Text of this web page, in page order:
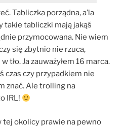
Tabliczka porządna, a’la
takie tabliczki mają jakąś
przymocowana. Nie wiem
się zbytnio nie rzuca,
tło. Ja zauważyłem 16 marca.
czas czy przypadkiem nie
znać. Ale trolling na
IRL!
okolicy prawie na pewno